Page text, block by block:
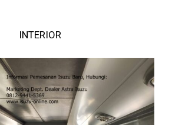
INTERIOR